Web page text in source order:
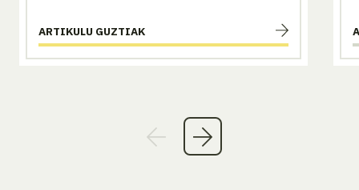
ARTIKULU GUZTIAK